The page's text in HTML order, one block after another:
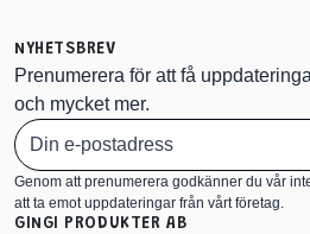
NYHETSBREV
Prenumerera för att få
och mycket mer.
Genom att prenumerera godkänner du vår
att ta emot uppdateringar från vårt företag.
GINGI PRODUKTER AB